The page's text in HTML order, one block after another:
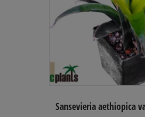
Sansevieria aethiopica